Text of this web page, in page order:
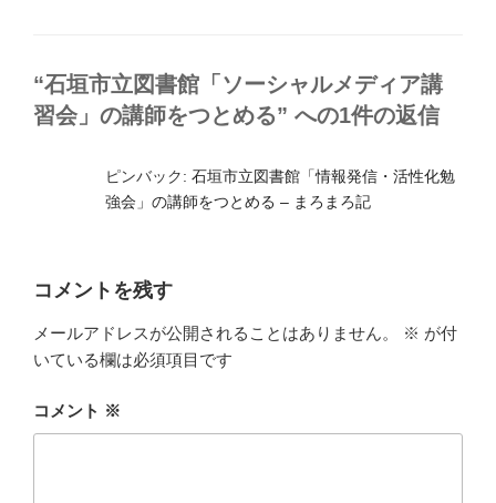
“石垣市立図書館「ソーシャルメディア講
習会」の講師をつとめる” への1件の返信
ピンバック: 石垣市立図書館「情報発信・活性化勉
強会」の講師をつとめる – まろまろ記
コメントを残す
メールアドレスが公開されることはありません。 ※ が付
いている欄は必須項目です
コメント ※